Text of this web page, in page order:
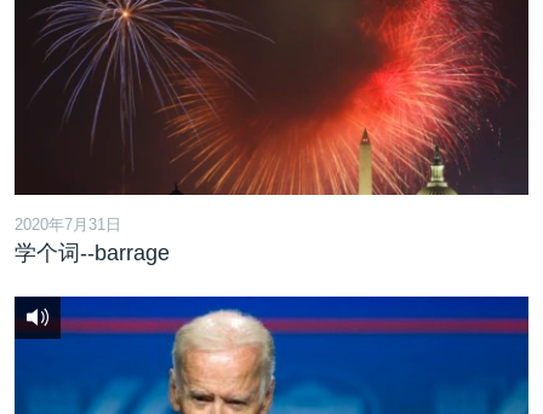
2020年7月31日
学个词--barrage